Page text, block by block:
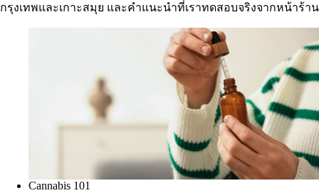
กรุงเทพและเกาะสมุย และคำแนะนำที่เราทดสอบจริงจากหน้าร้าน
Cannabis 101